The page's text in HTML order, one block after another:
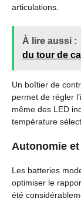
articulations.
À lire aussi :
du tour de
Un boîtier de
permet de régler
même des LED
température
Autonomie
Les batteries
optimiser le
été